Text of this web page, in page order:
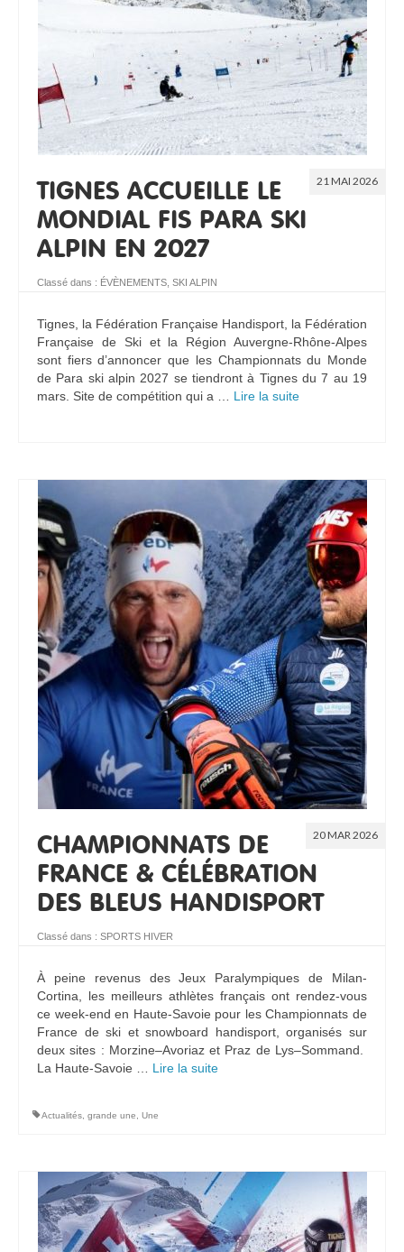
21 MAI 2026
TIGNES ACCUEILLE LE
MONDIAL FIS PARA SKI
ALPIN EN 2027
Classé dans : ÉVÈNEMENTS SKI ALPIN
Tignes, la Fédération Française Handisport, la Fédération
Française de Ski et la Région Auvergne-Rhône-Alpes
sont fiers d’annoncer que les Championnats du Monde
de Para ski alpin 2027 se tiendront à Tignes du 7 au 19
mars. Site de compétition qui a … Lire la suite­­
20 MAR 2026
CHAMPIONNATS DE
FRANCE & CÉLÉBRATION
DES BLEUS HANDISPORT
Classé dans : SPORTS HIVER
À peine revenus des Jeux Paralympiques de Milan-
Cortina, les meilleurs athlètes français ont rendez-vous
ce week-end en Haute-Savoie pour les Championnats de
France de ski et snowboard handisport, organisés sur
deux sites : Morzine–Avoriaz et Praz de Lys–Sommand.
La Haute-Savoie … Lire la suite­­
Actualités grande une Une